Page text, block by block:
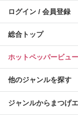
ログイン / 会員登録
総合トップ
ホットペッパービュ
他のジャンルを探す
ジャンルからまつげ